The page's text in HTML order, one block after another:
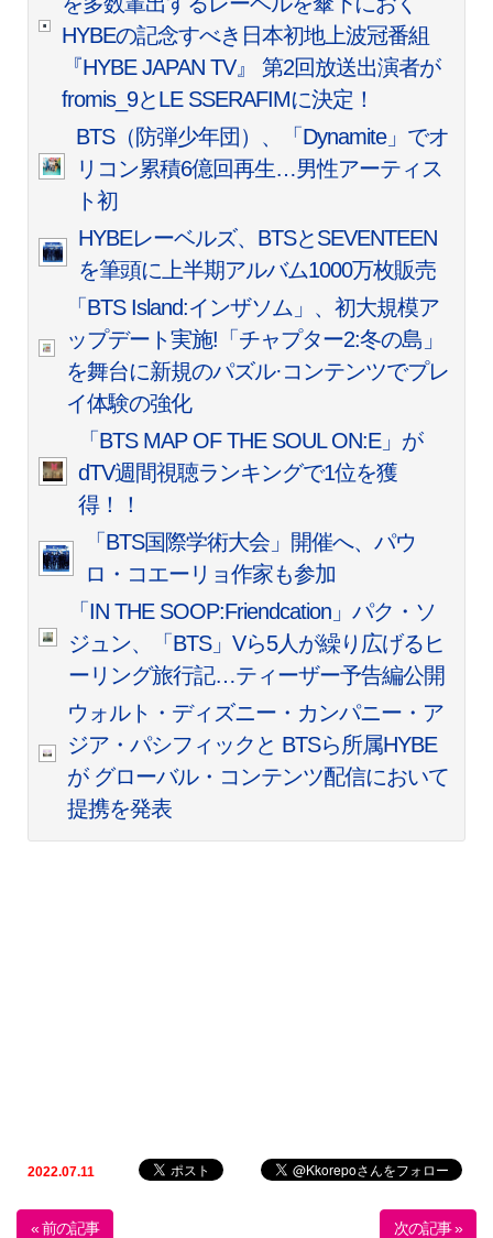
HYBEの記念すべき日本初地上波冠番組
『HYBE JAPAN TV』 第2回放送出演者が
fromis_9とLE SSERAFIMに決定！
BTS（防弾少年団）、「Dynamite」でオ
リコン累積6億回再生…男性アーティス
ト初
HYBEレーベルズ、BTSとSEVENTEEN
を筆頭に上半期アルバム1000万枚販売
「BTS Island:インザソム」、初大規模ア
ップデート実施!「チャプター2:冬の島」
を舞台に新規のパズル·コンテンツでプレ
イ体験の強化
「BTS MAP OF THE SOUL ON:E」が
dTV週間視聴ランキングで1位を獲
得！！
「BTS国際学術大会」開催へ、パウ
ロ・コエーリョ作家も参加
「IN THE SOOP:Friendcation」パク・ソ
ジュン、「BTS」Vら5人が繰り広げるヒ
ーリング旅行記…ティーザー予告編公開
ウォルト・ディズニー・カンパニー・ア
ジア・パシフィックと BTSら所属HYBE
が グローバル・コンテンツ配信において
提携を発表
2022.07.11
« 前の記事 次の記事 »